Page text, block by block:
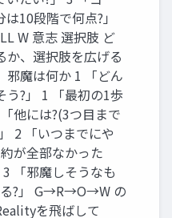
10段階で何点?」
W 意志 選択肢 ど
か、選択肢を広げる
邪魔は何か 1 「どん
う?」 1 「最初の1歩
他には?(3つ目まで
2 「いつまでにや
が全部なかった
「邪魔しそうなも
る?」 G→R→O→W の
を飛ばして